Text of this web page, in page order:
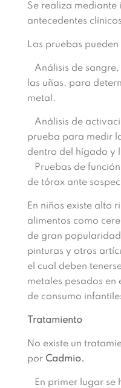
Se realiza mediante
antecedentes
Las pruebas pueden
Análisis de
las uñas, para
metal.
Análisis de
prueba para medir
dentro del hígado y
Pruebas de
de tórax ante
En niños existe alto
alimentos como
de gran
pinturas y otros
el cual deben
metales pesados en
de consumo
Tratamiento
No existe un
por Cadmio.
En primer lugar se